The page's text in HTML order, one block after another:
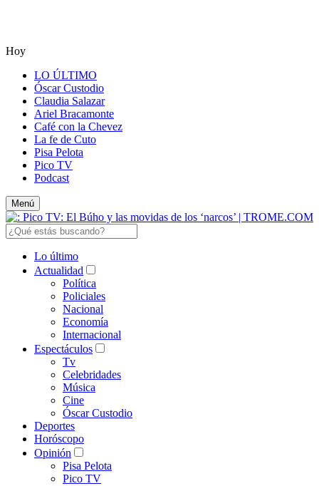
Hoy
LO ÚLTIMO
Óscar Custodio
Claudia Salazar
Ariel Bracamonte
Café con la Chevez
La fe de Cuto
Pisa Pelota
Pico TV
Podcast
Menú
Lo último
Actualidad
Política
Policiales
Nacional
Economía
Internacional
Espectáculos
Tv
Celebridades
Música
Cine
Óscar Custodio
Deportes
Horóscopo
Opinión
Pisa Pelota
Pico TV